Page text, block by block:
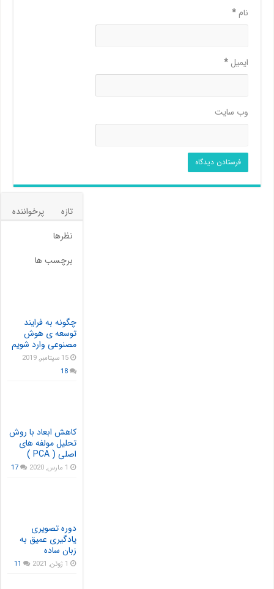
نام*
ایمیل*
وب‌ سایت
تازه
پرخواننده
نظرها
برچسب ها
چگونه به فرایند
توسعه ی هوش
مصنوعی وارد شویم
15 سپتامبر, 2019
18
کاهش ابعاد با روش
تحلیل مولفه های
اصلی ( PCA )
1 مارس, 2020 17
دوره تصویری
یادگیری عمیق به
زبان ساده
1 ژوئن, 2021 11